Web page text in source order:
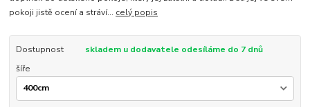
pokoji jistě ocení a stráví... celý popis
Dostupnost
skladem u dodavatele odesíláme do 7 dnů
šíře